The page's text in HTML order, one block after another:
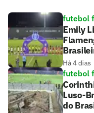
futebol
Emily
Há 4 dias
futebol
Luso-
do